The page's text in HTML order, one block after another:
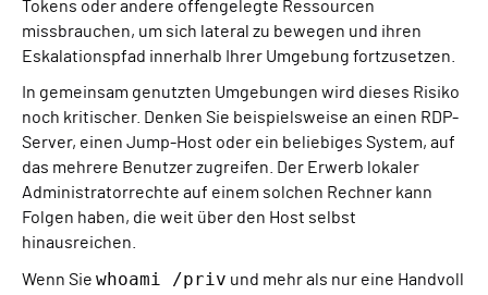
Tokens oder andere offengelegte Ressourcen
missbrauchen, um sich lateral zu bewegen und ihren
Eskalationspfad innerhalb Ihrer Umgebung fortzusetzen.
In gemeinsam genutzten Umgebungen wird dieses Risiko
noch kritischer. Denken Sie beispielsweise an einen RDP-
Server, einen Jump-Host oder ein beliebiges System, auf
das mehrere Benutzer zugreifen. Der Erwerb lokaler
Administratorrechte auf einem solchen Rechner kann
Folgen haben, die weit über den Host selbst
hinausreichen.
Wenn Sie whoami /priv und mehr als nur eine Handvoll